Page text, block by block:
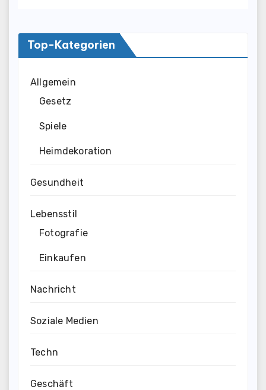
Top-Kategorien
Allgemein
Gesetz
Spiele
Heimdekoration
Gesundheit
Lebensstil
Fotografie
Einkaufen
Nachricht
Soziale Medien
Techn
Geschäft